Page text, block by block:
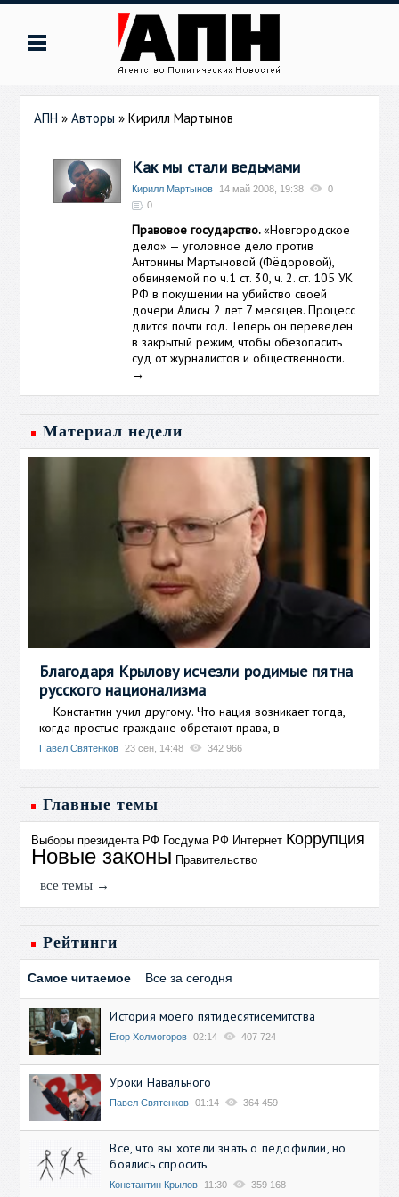
АПН »Авторы »Кирилл Мартынов
Как мы стали ведьмами
Кирилл Мартынов 14 май 2008, 19:38
0
0
Правовое государство.«Новгородское
дело» — уголовное дело против
Антонины Мартыновой (Фёдоровой),
обвиняемой по ч.1 ст. 30, ч. 2. ст. 105 УК
РФ в покушении на убийство своей
дочери Алисы 2 лет 7 месяцев. Процесс
длится почти год. Теперь он переведён
в закрытый режим, чтобы обезопасить
суд от журналистов и общественности.
→
Материал недели
Благодаря Крылову исчезли родимые пятна
русского национализма
Константин учил другому. Что нация возникает тогда,
когда простые граждане обретают права, в
Павел Святенков 23 сен, 14:48 342 966
Главные темы
Выборы президента РФ Госдума РФ Интернет Коррупция
Новые законы Правительство
все темы →
Рейтинги
Самое читаемое Все за сегодня
История моего пятидесятисемитства
Егор Холмогоров 02:14 407 724
Уроки Навального
Павел Святенков 01:14 364 459
Всё, что вы хотели знать о педофилии, но
боялись спросить
Константин Крылов 11:30 359 168